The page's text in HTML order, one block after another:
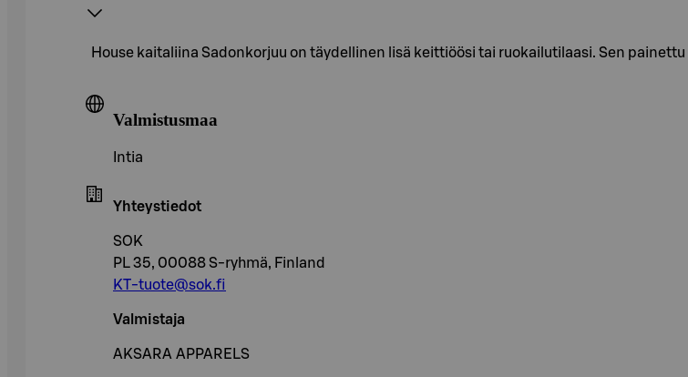
House kaitaliina Sadonkorjuu on täydellinen lisä keittiöösi tai ruokailutilaasi. Sen
Valmistusmaa
Intia
Yhteystiedot
SOK
PL 35, 00088 S-ryhmä, Finland
KT-tuote@sok.fi
Valmistaja
AKSARA APPARELS